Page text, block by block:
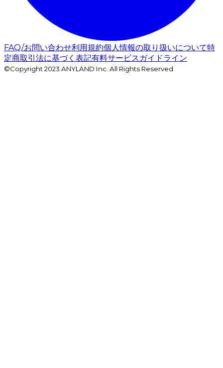
FAQ/お問い合わせ利用規約個人情報の取り扱いについて特
定商取引法に基づく表記有料サービスガイドライン
©Copyright 2023 ANYLAND Inc. All Rights Reserved